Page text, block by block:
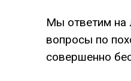
Мы ответим
вопросы по
совершенно